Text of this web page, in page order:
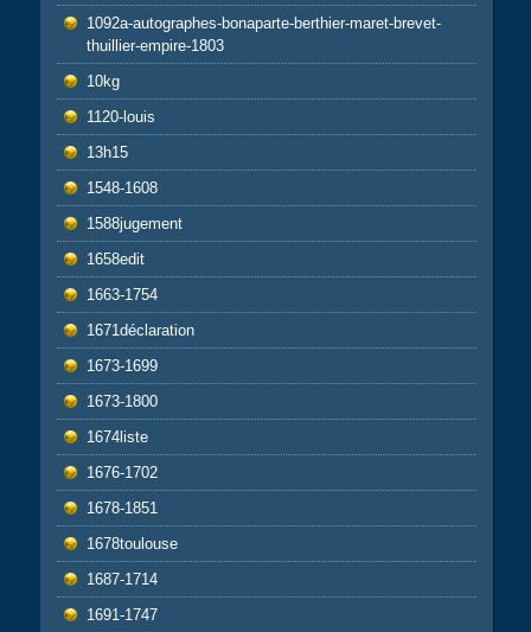
1092a-autographes-bonaparte-berthier-maret-brevet-
thuillier-empire-1803
10kg
1120-louis
13h15
1548-1608
1588jugement
1658edit
1663-1754
1671déclaration
1673-1699
1673-1800
1674liste
1676-1702
1678-1851
1678toulouse
1687-1714
1691-1747